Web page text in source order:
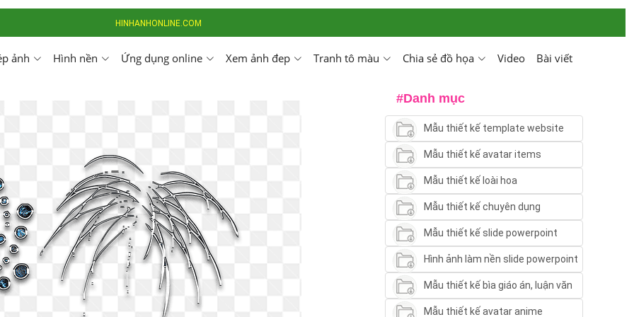
HINHANHONLINE.COM
ảnh Hình nền Ứng dụng online Xem ảnh đep Tranh tô màu Chia sẻ đồ họa Video Bài viết
#Danh mục
Mẫu thiết kế template website
Mẫu thiết kế avatar items
Mẫu thiết kế loài hoa
Mẫu thiết kế chuyên dụng
Mẫu thiết kế slide powerpoint
Hình ảnh làm nền slide powerpoint
Mẫu thiết kế bìa giáo án, luận văn
Mẫu thiết kế avatar anime